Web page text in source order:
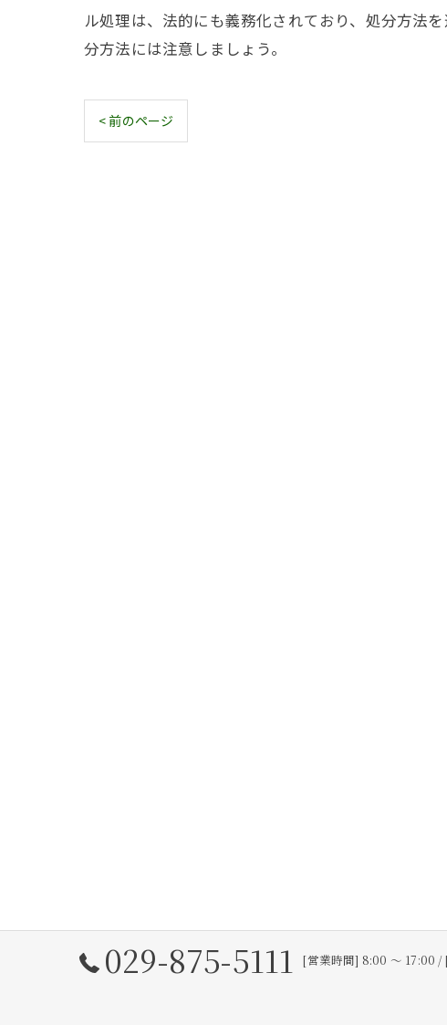
ル処理は、法的にも義務化されており、処分方法
分方法には注意しましょう。
< 前のページ
029-875-5111 [営業時間] 8:00 〜 17:00 /